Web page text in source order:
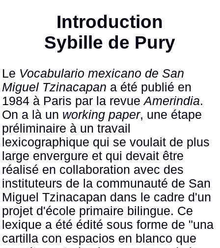
Introduction
Sybille de Pury
Le Vocabulario mexicano de San
Miguel Tzinacapan a été publié en
1984 à Paris par la revueAmerindia.
On a là un working paper, une étape
préliminaire à un travail
lexicographique qui se voulait de plus
large envergure et qui devait être
réalisé en collaboration avec des
instituteurs de la communauté de San
Miguel Tzinacapan dans le cadre d'un
projet d'école primaire bilingue. Ce
lexique a été édité sous forme de "una
cartilla con espacios en blanco que